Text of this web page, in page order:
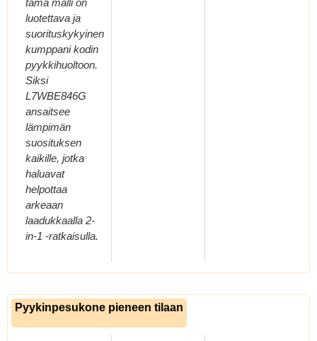
tämä malli on
luotettava ja
suorituskykyinen
kumppani kodin
pyykkihuoltoon.
Siksi
L7WBE846G
ansaitsee
lämpimän
suosituksen
kaikille, jotka
haluavat
helpottaa
arkeaan
laadukkaalla 2-
in-1 -ratkaisulla.
Pyykinpesukone pieneen tilaan